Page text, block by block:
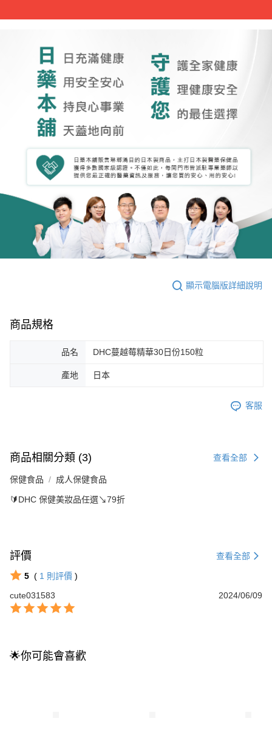
顯示電腦版詳細說明
商品規格
品名 DHC蔓越莓精華30日份150粒
產地 日本
客服
商品相關分類 (3) 查看全部
保健食品 成人保健食品
🔰DHC 保健美妝品任選↘79折
評價 查看全部
5 ( 1 則評價 )
cute031583
2024/06/09
🌟你可能會喜歡